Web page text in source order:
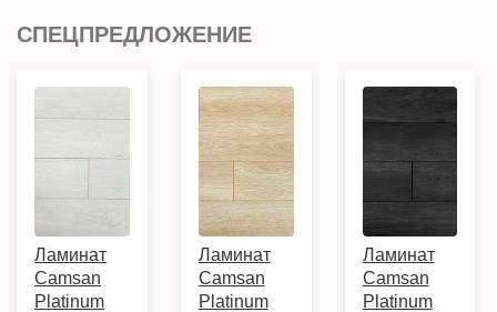
СПЕЦПРЕДЛОЖЕНИЕ
Ламинат
Camsan
Platinum
Ламинат
Camsan
Platinum
Ламинат
Camsan
Platinum